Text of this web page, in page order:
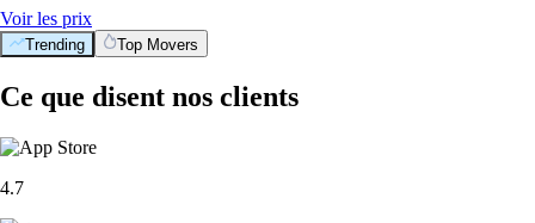
Voir les prix
Trending Top Movers
Ce que disent nos clients
4.7